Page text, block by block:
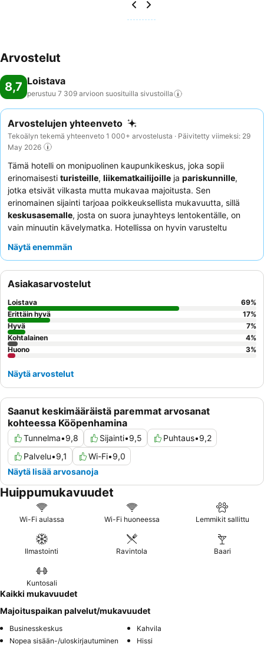
Arvostelut
8,7 Loistava
perustuu 7 309 arvioon suosituilla sivustoilla
Arvostelujen yhteenveto
Tekoälyn tekemä yhteenveto 1 000+ arvostelusta · Päivitetty viimeksi: 29
May 2026
Tämä hotelli on monipuolinen kaupunkikeskus, joka sopii
erinomaisesti turisteille, liikematkailijoille ja pariskunnille,
jotka etsivät vilkasta mutta mukavaa majoitusta. Sen
erinomainen sijainti tarjoaa poikkeuksellista mukavuutta, sillä
keskusasemalle, josta on suora junayhteys lentokentälle, on
vain minuutin kävelymatka. Hotellissa on hyvin varusteltu
hyvinvointi- että sosiaalisiin tarpeisiin. Asiakkaat kehuvat
korkealaatuista aamiaisbuffetia
hapanleipää ja terveellisiä vaihtoehtoja. Ainutlaatuisen
kokemuksen saamiseksi harkitse Junior-sviitin varaamista
tilavampaa majoitusta varten tai hyödynnä
pyörävuokrausta
tutustuaksesi kaupunkiin paikallisen tavoin.
Näytä enemmän
Saanut keskimääräistä paremmat arvosanat
kohteessa Kööpenhamina
Tunnelma•9,8 Sijainti•9,5 Puhtaus•9,2
Palvelu•9,1 Wi-Fi•9,0
Näytä lisää arvosanoja
Asiakasarvostelut
Loistava 69%
Erittäin hyvä
17%
Hyvä
7%
Kohtalainen
4%
Huono
3%
Näytä arvostelut
Huippumukavuudet
Wi-Fi aulassa Wi-Fi huoneessa Lemmikit sallittu
Ilmastointi Ravintola Baari
Kuntosali
Kaikki mukavuudet
Majoituspaikan palvelut/mukavuudet
Businesskeskus
Kahvila
Nopea sisään-/uloskirjautuminen
Hissi